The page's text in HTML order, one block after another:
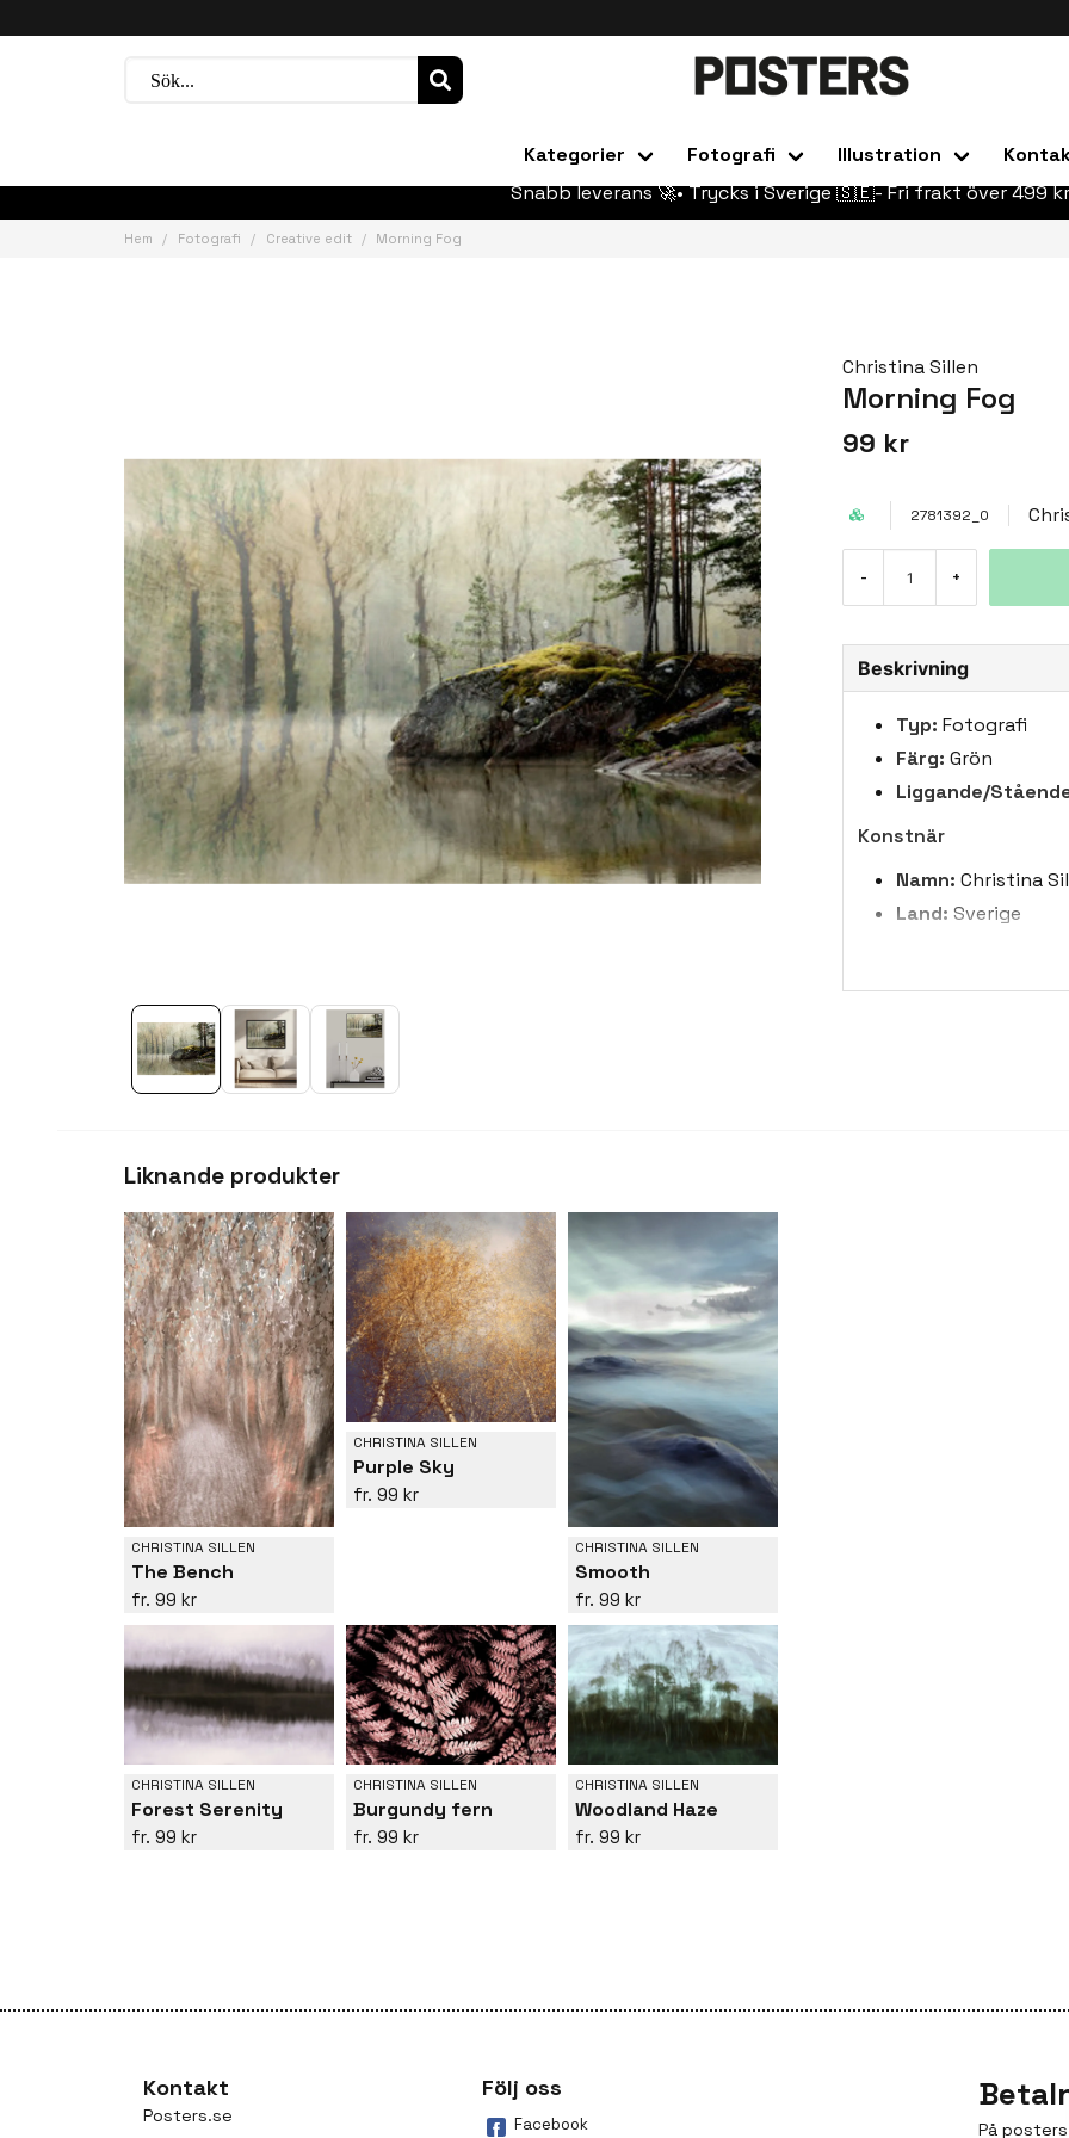
Kategorier Fotografi Illustration
Snabb leverans 🚀• Trycks i Sverige 🇸🇪- Fri frakt över 499
Hem Fotografi Creative edit Morning Fog
Christina Sillen
Morning Fog
99 kr
2781392_0
- +
Beskrivning
Typ: Fotografi
Färg: Grön
Liggande/
Konstnär
Namn: Christina
Land: Sverige
främst inspirerad
Liknande produkter
CHRISTINA SILLEN
The Bench
99 kr
CHRISTINA SILLEN
Purple Sky
99 kr
CHRISTINA SILLEN
Smooth
99 kr
CHRISTINA SILLEN
Forest Serenity
99 kr
CHRISTINA SILLEN
Burgundy fern
99 kr
CHRISTINA SILLEN
Woodland Haze
99 kr
Kontakt
Posters.se
Följ oss
Facebook På